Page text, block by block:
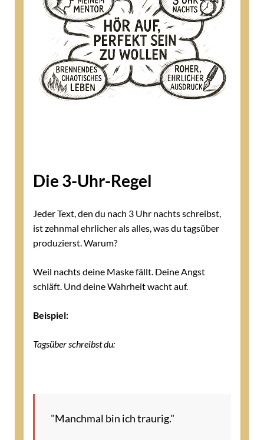
Die 3-Uhr-Regel
Jeder Text, den du nach 3 Uhr nachts schreibst,
ist zehnmal ehrlicher als alles, was du tagsüber
produzierst. Warum?
Weil nachts deine Maske fällt. Deine Angst
schläft. Und deine Wahrheit wacht auf.
Beispiel:
Tagsüber schreibst du:
"Manchmal bin ich traurig."